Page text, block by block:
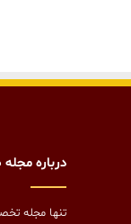
درباره
تنها مجله